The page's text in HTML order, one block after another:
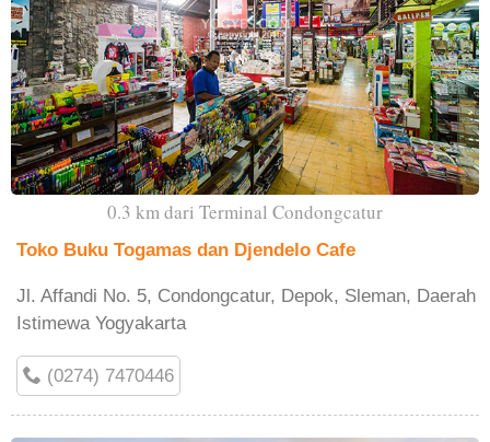
0.3 km dari Terminal Condongcatur
Toko Buku Togamas dan Djendelo Cafe
Jl. Affandi No. 5, Condongcatur, Depok, Sleman, Daerah
Istimewa Yogyakarta
(0274) 7470446